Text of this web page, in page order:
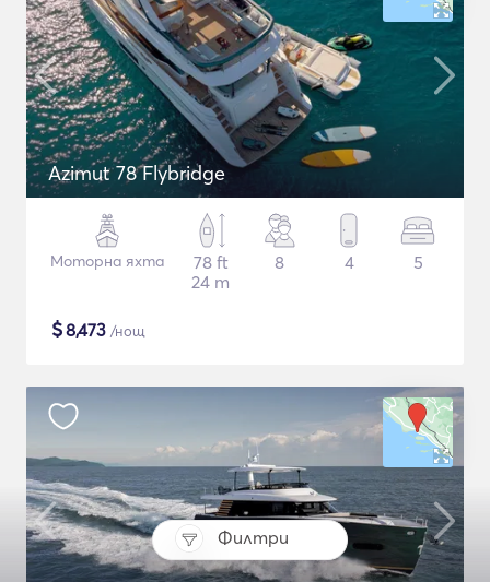
Филтри
Azimut 78 Flybridge
Моторна яхта
78 ft
24 m
8 4 5
$8,473 /нощ